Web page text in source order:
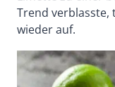
Trend verblasste,
wieder auf.